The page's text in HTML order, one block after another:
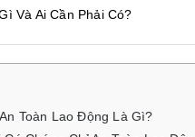
Và Ai Cần Phải Có?
Toàn Lao Động Là Gì?